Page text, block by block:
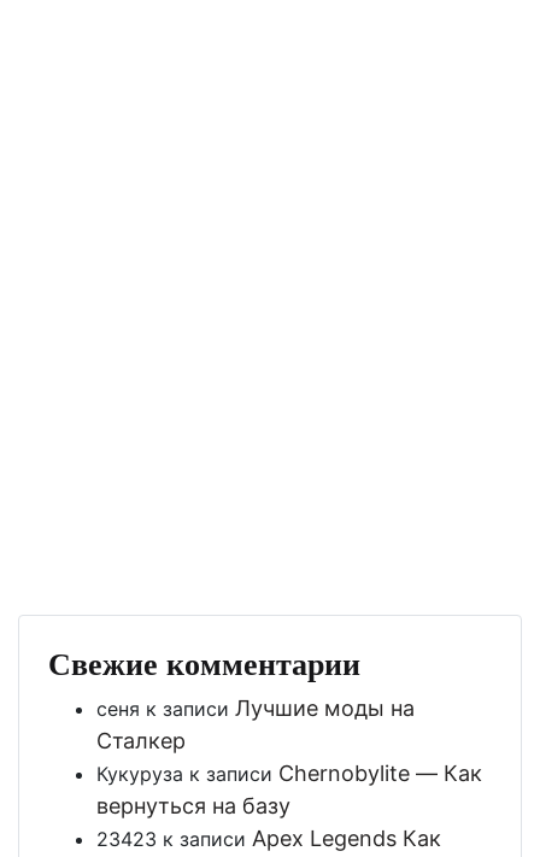
Свежие комментарии
сеня к записи Лучшие моды на
Сталкер
Кукуруза к записи Chernobylite — Как
вернуться на базу
23423 к записи Apex Legends Как